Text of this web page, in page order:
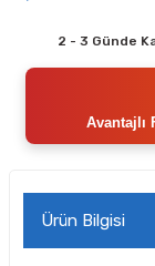
2 - 3 Günde
Avantajlı
Ürün Bilgisi